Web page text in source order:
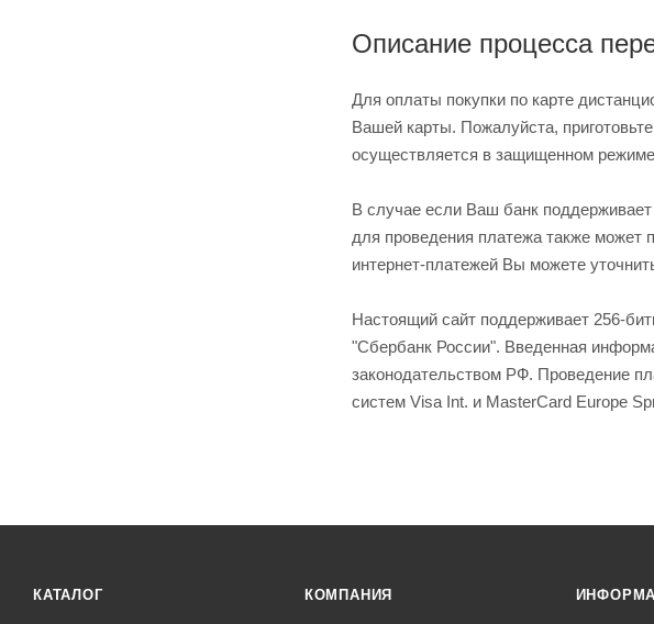
Описание процесса
Для оплаты покупки по карте
Вашей карты. Пожалуйста,
осуществляется в защищенном
В случае если Ваш банк поддерживает
для проведения платежа также может
интернет-платежей Вы можете
Настоящий сайт поддерживает 256-
"Сбербанк России". Введенная
законодательством РФ. Проведение
систем Visa Int. и MasterCard Europe
КАТАЛОГ КОМПАНИЯ